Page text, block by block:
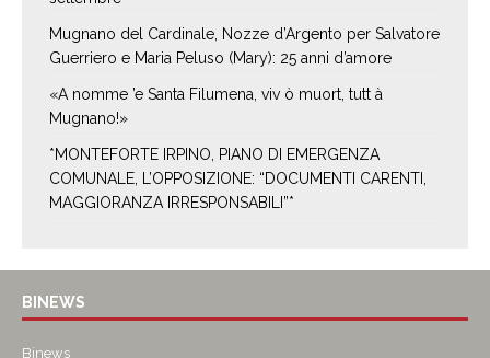
Mugnano del Cardinale, Nozze d’Argento per Salvatore
Guerriero e Maria Peluso (Mary): 25 anni d’amore
«A nomme ’e Santa Filumena, viv ò muort, tutt à
Mugnano!»
*MONTEFORTE IRPINO, PIANO DI EMERGENZA
COMUNALE, L’OPPOSIZIONE: “DOCUMENTI CARENTI,
MAGGIORANZA IRRESPONSABILI”*
BINEWS
Binews